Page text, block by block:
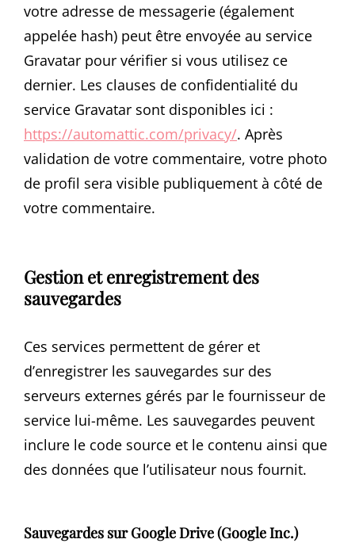
votre adresse de messagerie (également
appelée hash) peut être envoyée au service
Gravatar pour vérifier si vous utilisez ce
dernier. Les clauses de confidentialité du
service Gravatar sont disponibles ici :
https://automattic.com/privacy/. Après
validation de votre commentaire, votre photo
de profil sera visible publiquement à côté de
votre commentaire.
Gestion et enregistrement des
sauvegardes
Ces services permettent de gérer et
d’enregistrer les sauvegardes sur des
serveurs externes gérés par le fournisseur de
service lui-même. Les sauvegardes peuvent
inclure le code source et le contenu ainsi que
des données que l’utilisateur nous fournit.
Sauvegardes sur Google Drive (Google Inc.)